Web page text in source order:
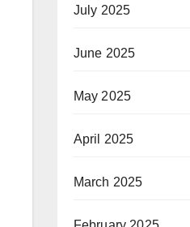
July 2025
June 2025
May 2025
April 2025
March 2025